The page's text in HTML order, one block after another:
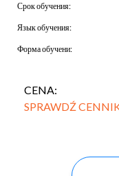
Срок обучения:
Язык обучения:
Форма обучени:
CENA:
SPRAWDŹ